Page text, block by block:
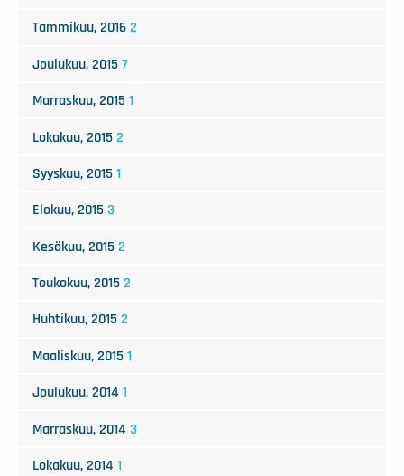
Tammikuu, 2016 2
Joulukuu, 2015 7
Marraskuu, 2015 1
Lokakuu, 2015 2
Syyskuu, 2015 1
Elokuu, 2015 3
Kesäkuu, 2015 2
Toukokuu, 2015 2
Huhtikuu, 2015 2
Maaliskuu, 2015 1
Joulukuu, 2014 1
Marraskuu, 2014 3
Lokakuu, 2014 1